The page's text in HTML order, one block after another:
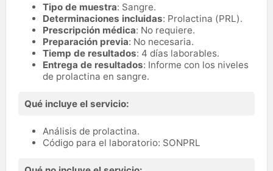
Tipo de muestra: Sangre.
Determinaciones incluidas: Prolactina (PRL).
Prescripción médica: No requiere.
Preparación previa: No necesaria.
Tiemp de resultados: 4 días laborables.
Entrega de resultados: Informe con los niveles
de prolactina en sangre.
Qué incluye el servicio:
Análisis de prolactina.
Código para el laboratorio: SONPRL